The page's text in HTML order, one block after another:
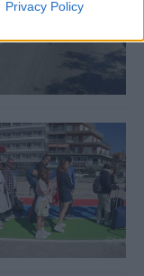
Privacy Policy